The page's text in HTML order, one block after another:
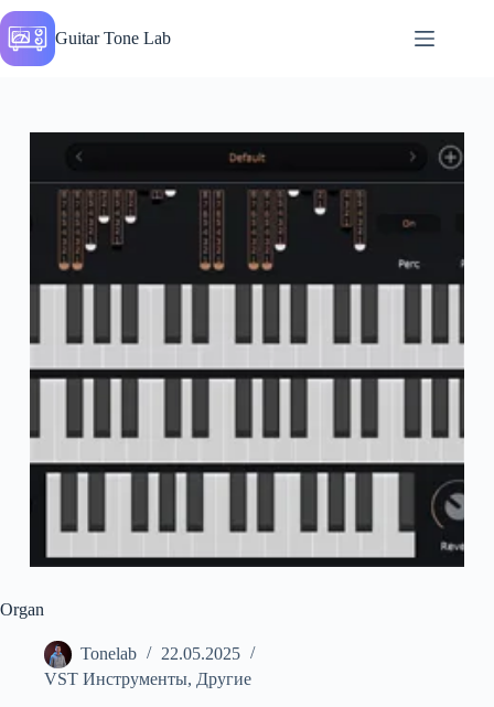
Перейти
к
сути
Guitar Tone Lab
Organ
Tonelab
22.05.2025
VST Инструменты, Другие